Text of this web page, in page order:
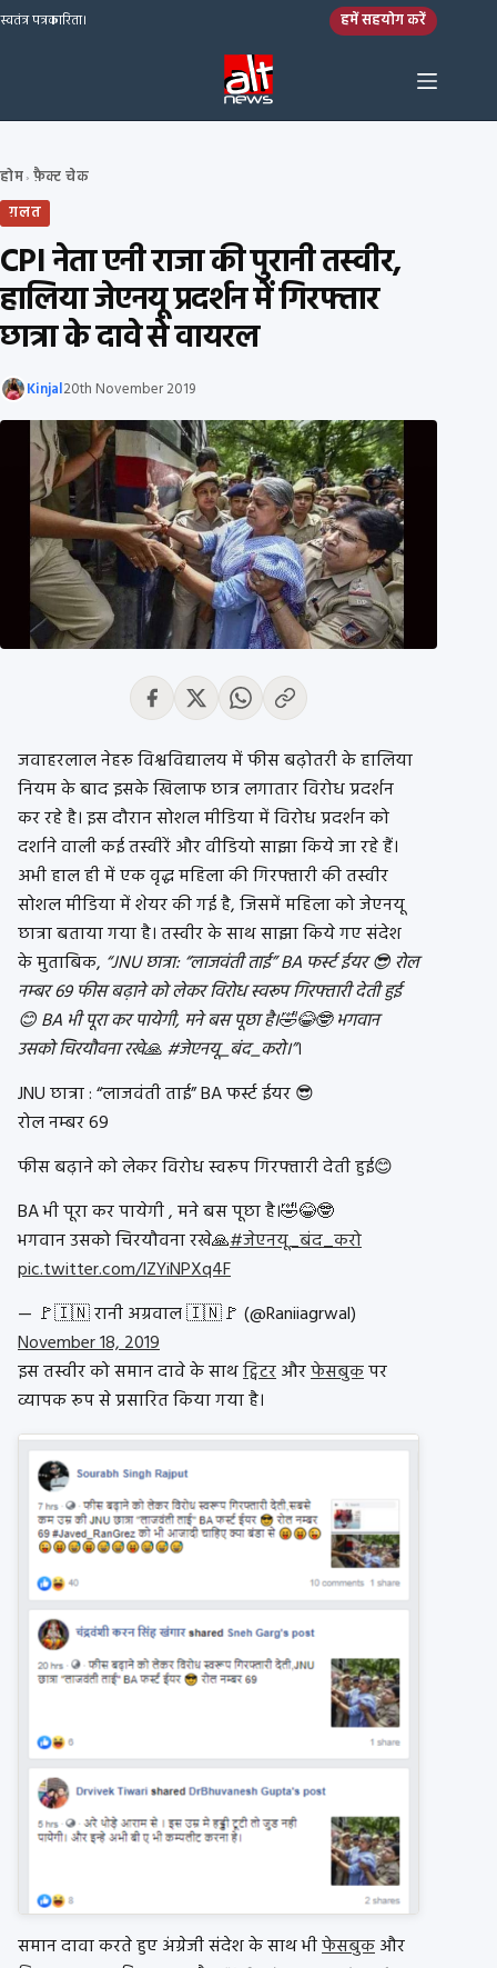
Skip to content
स्वतंत्र पत्रकारिता। हमें सहयोग करें
होम› फ़ैक्ट चेक
ग़लत
CPI नेता एनी राजा की पुरानी तस्वीर,
हालिया जेएनयू प्रदर्शन में गिरफ्तार
छात्रा के दावे से वायरल
Kinjal20th November 2019
जवाहरलाल नेहरू विश्वविद्यालय में फीस बढ़ोतरी के हालिया
नियम के बाद इसके खिलाफ छात्र लगातार विरोध प्रदर्शन
कर रहे है। इस दौरान सोशल मीडिया में विरोध प्रदर्शन को
दर्शाने वाली कई तस्वीरें और वीडियो साझा किये जा रहे हैं।
अभी हाल ही में एक वृद्ध महिला की गिरफ्तारी की तस्वीर
सोशल मीडिया में शेयर की गई है, जिसमें महिला को जेएनयू
छात्रा बताया गया है। तस्वीर के साथ साझा किये गए संदेश
के मुताबिक, “JNU छात्रा: “लाजवंती ताई” BA फर्स्ट ईयर 😎 रोल
नम्बर 69 फीस बढ़ाने को लेकर विरोध स्वरूप गिरफ्तारी देती हुई
😊 BA भी पूरा कर पायेगी, मने बस पूछा है।🤣😂🤓 भगवान
उसको चिरयौवना रखे🙏 #जेएनयू_बंद_करो।”।
JNU छात्रा : “लाजवंती ताई” BA फर्स्ट ईयर 😎
रोल नम्बर 69
फीस बढ़ाने को लेकर विरोध स्वरूप गिरफ्तारी देती हुई😊
BA भी पूरा कर पायेगी , मने बस पूछा है।🤣😂🤓
भगवान उसको चिरयौवना रखे🙏#जेएनयू_बंद_करो
pic.twitter.com/IZYiNPXq4F
— 🚩🇮🇳 रानी अग्रवाल 🇮🇳🚩 (@Raniiagrwal)
November 18, 2019
इस तस्वीर को समान दावे के साथट्विटरऔरफेसबुकपर
व्यापक रूप से प्रसारित किया गया है।
समान दावा करते हुए अंग्रेजी संदेश के साथ भीफेसबुकऔर